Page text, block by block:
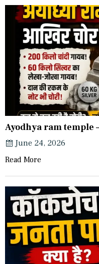
Ayodhya ram temple –
June 24, 2026
Read More